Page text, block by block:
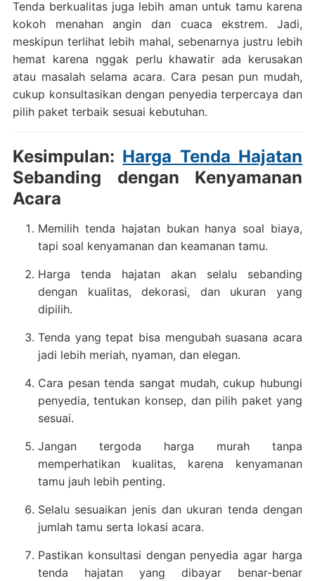
Tenda berkualitas juga lebih aman untuk tamu karena
kokoh menahan angin dan cuaca ekstrem. Jadi,
meskipun terlihat lebih mahal, sebenarnya justru lebih
hemat karena nggak perlu khawatir ada kerusakan
atau masalah selama acara. Cara pesan pun mudah,
cukup konsultasikan dengan penyedia terpercaya dan
pilih paket terbaik sesuai kebutuhan.
Kesimpulan: Harga Tenda Hajatan
Sebanding dengan Kenyamanan
Acara
Memilih tenda hajatan bukan hanya soal biaya,
tapi soal kenyamanan dan keamanan tamu.
Harga tenda hajatan akan selalu sebanding
dengan kualitas, dekorasi, dan ukuran yang
dipilih.
Tenda yang tepat bisa mengubah suasana acara
jadi lebih meriah, nyaman, dan elegan.
Cara pesan tenda sangat mudah, cukup hubungi
penyedia, tentukan konsep, dan pilih paket yang
sesuai.
Jangan tergoda harga murah tanpa
memperhatikan kualitas, karena kenyamanan
tamu jauh lebih penting.
Selalu sesuaikan jenis dan ukuran tenda dengan
jumlah tamu serta lokasi acara.
Pastikan konsultasi dengan penyedia agar harga
tenda hajatan yang dibayar benar-benar